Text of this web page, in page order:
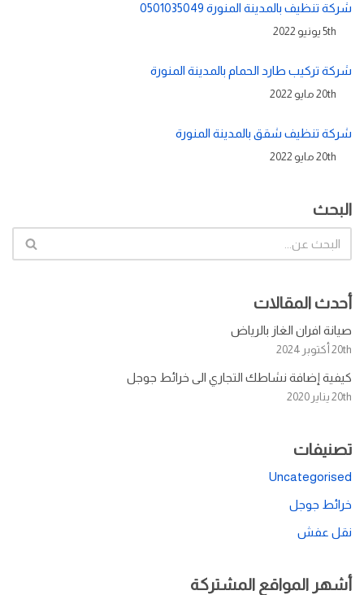
شركة تنظيف بالمدينة المنورة 0501035049
5th يونيو 2022
شركة تركيب طارد الحمام بالمدينة المنورة
20th مايو 2022
شركة تنظيف شقق بالمدينة المنورة
20th مايو 2022
البحث
أحدث المقالات
صيانة افران الغاز بالرياض
20th أكتوبر 2024
كيفية إضافة نشاطك التجاري الى خرائط جوجل
20th يناير 2020
تصنيفات
Uncategorised
خرائط جوجل
نقل عفش
أشهر المواقع المشتركة